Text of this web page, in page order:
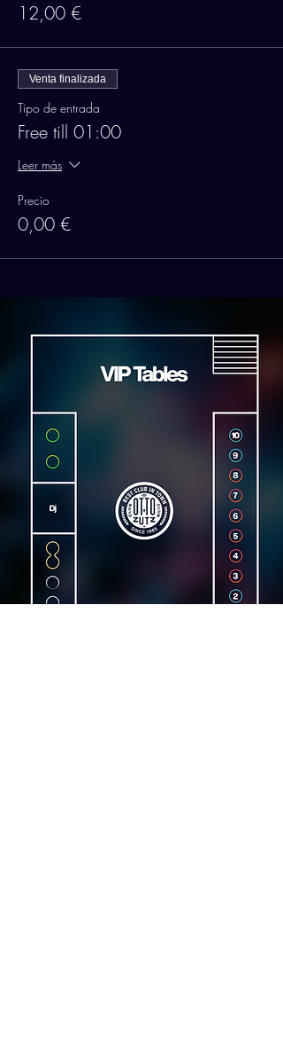
12,00 €
Venta finalizada
Tipo de entrada
Free till 01:00
Leer más
Precio
0,00 €